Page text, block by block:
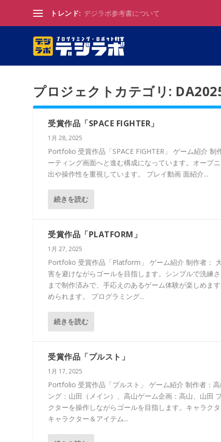
トレンド: デジラボ参考書について
プロジェクトカテゴリ:
受賞作品「SPACE FIGHTER」
1月 28, 2025
Portfolio 受賞作品「SPACE FIGHTER」 ゲーム紹介
ーティング画面へと進む構成になっています。オープ
出や操作性を重視しています。 プレイ動画 面紹介...
続きを読む
受賞作品「PLATFORM」
1月 27, 2025
Portfolio 受賞作品「Platform」 ゲーム紹介 制作者：
害を避けながらゴールを目指します。シンプルで洗練
まで制作済みで、手応えのあるゲーム体験が楽しめま
められます。 プログラミング...
続きを読む
受賞作品「プルスト」
1月 17, 2025
Portfolio 受賞作品「プルスト」 ゲーム紹介 制作者：
ング：山田（メイン）、高山ゲーム企画：高山、山田
クターを操作しながらゴールを目指します。キャラク
キャラクター＆アイテム...